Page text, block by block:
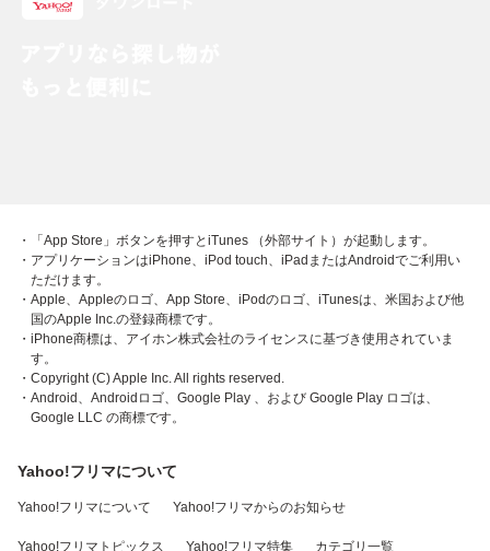
・「App Store」ボタンを押すとiTunes （外部サイト）が起動します。
・アプリケーションはiPhone、iPod touch、iPadまたはAndroidでご利用い
ただけます。
・Apple、Appleのロゴ、App Store、iPodのロゴ、iTunesは、米国および他
国のApple Inc.の登録商標です。
・iPhone商標は、アイホン株式会社のライセンスに基づき使用されていま
す。
・Copyright (C) Apple Inc. All rights reserved.
・Android、Androidロゴ、Google Play 、および Google Play ロゴは、
Google LLC の商標です。
Yahoo!フリマについて
Yahoo!フリマについて Yahoo!フリマからのお知らせ
Yahoo!フリマトピックス Yahoo!フリマ特集 カテゴリ一覧